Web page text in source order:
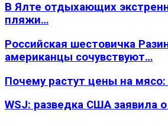
В Ялте отдыхающих
пляжи…
Российская шестовичка
американцы сочувствуют…
Почему растут цены на
WSJ: разведка США заявила